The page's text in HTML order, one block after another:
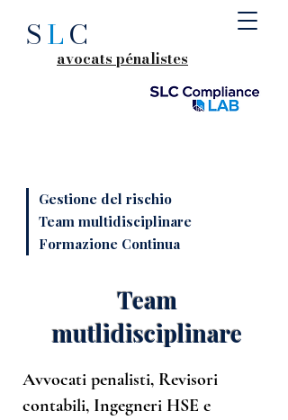
SLC
avocats pénalistes
Gestione del rischio
Team multidisciplinare
Formazione Continua
Team
mutlidisciplinare
Avvocati penalisti, Revisori
contabili, Ingegneri HSE e